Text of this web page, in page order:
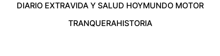
DIARIO EXTRAVIDA Y SALUD HOYMUNDO MOTOR
TRANQUERAHISTORIA